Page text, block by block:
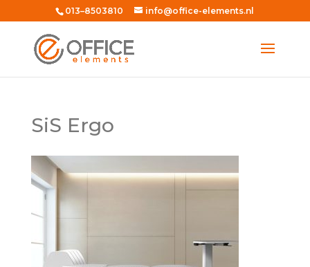
013–8503810 info@office-elements.nl
SiS Ergo